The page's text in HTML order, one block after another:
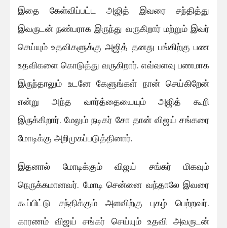
இதை கேள்விப்பட்ட அஜித் இவரை சந்தித்து
இவருடன் நண்பராக இருந்து வருகிறார் மற்றும் இவர்
செய்யும் உதவிகளுக்கு அஜித் தனது பங்கிற்கு பண
உதவிகளை கொடுத்து வருகிறார். எவ்வளவு பணமாக
இருந்தாலும் உடனே கேளுங்கள் நான் செய்கிறேன்
என்று அந்த வார்த்தையையும் அஜித் கூறி
இருக்கிறார். மேலும் நடிகர் சோ தான் விஜய் சங்கரை
மோடிக்கு அறிமுகப்படுத்தினார்.
இதனால் மோடிக்கும் விஜய் சங்கர் மிகவும்
நெருக்கமானவர். மோடி சென்னை வந்தாலே இவரை
கூப்பிட்டு சந்திக்கும் அளவிற்கு புகழ் பெற்றவர்.
காரணம் விஜய் சங்கர் செய்யும் உதவி அவருடன்